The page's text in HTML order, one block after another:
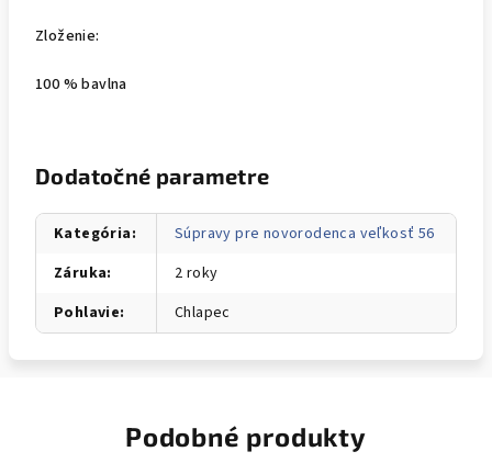
Zloženie:
100 % bavlna
Dodatočné parametre
Kategória:
Súpravy pre novorodenca veľkosť 56
Záruka:
2 roky
Pohlavie: Chlapec
Podobné produkty